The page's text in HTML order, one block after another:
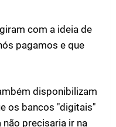
com a ideia de
pagamos e que
disponibilizam
os bancos "digitais"
precisaria ir na